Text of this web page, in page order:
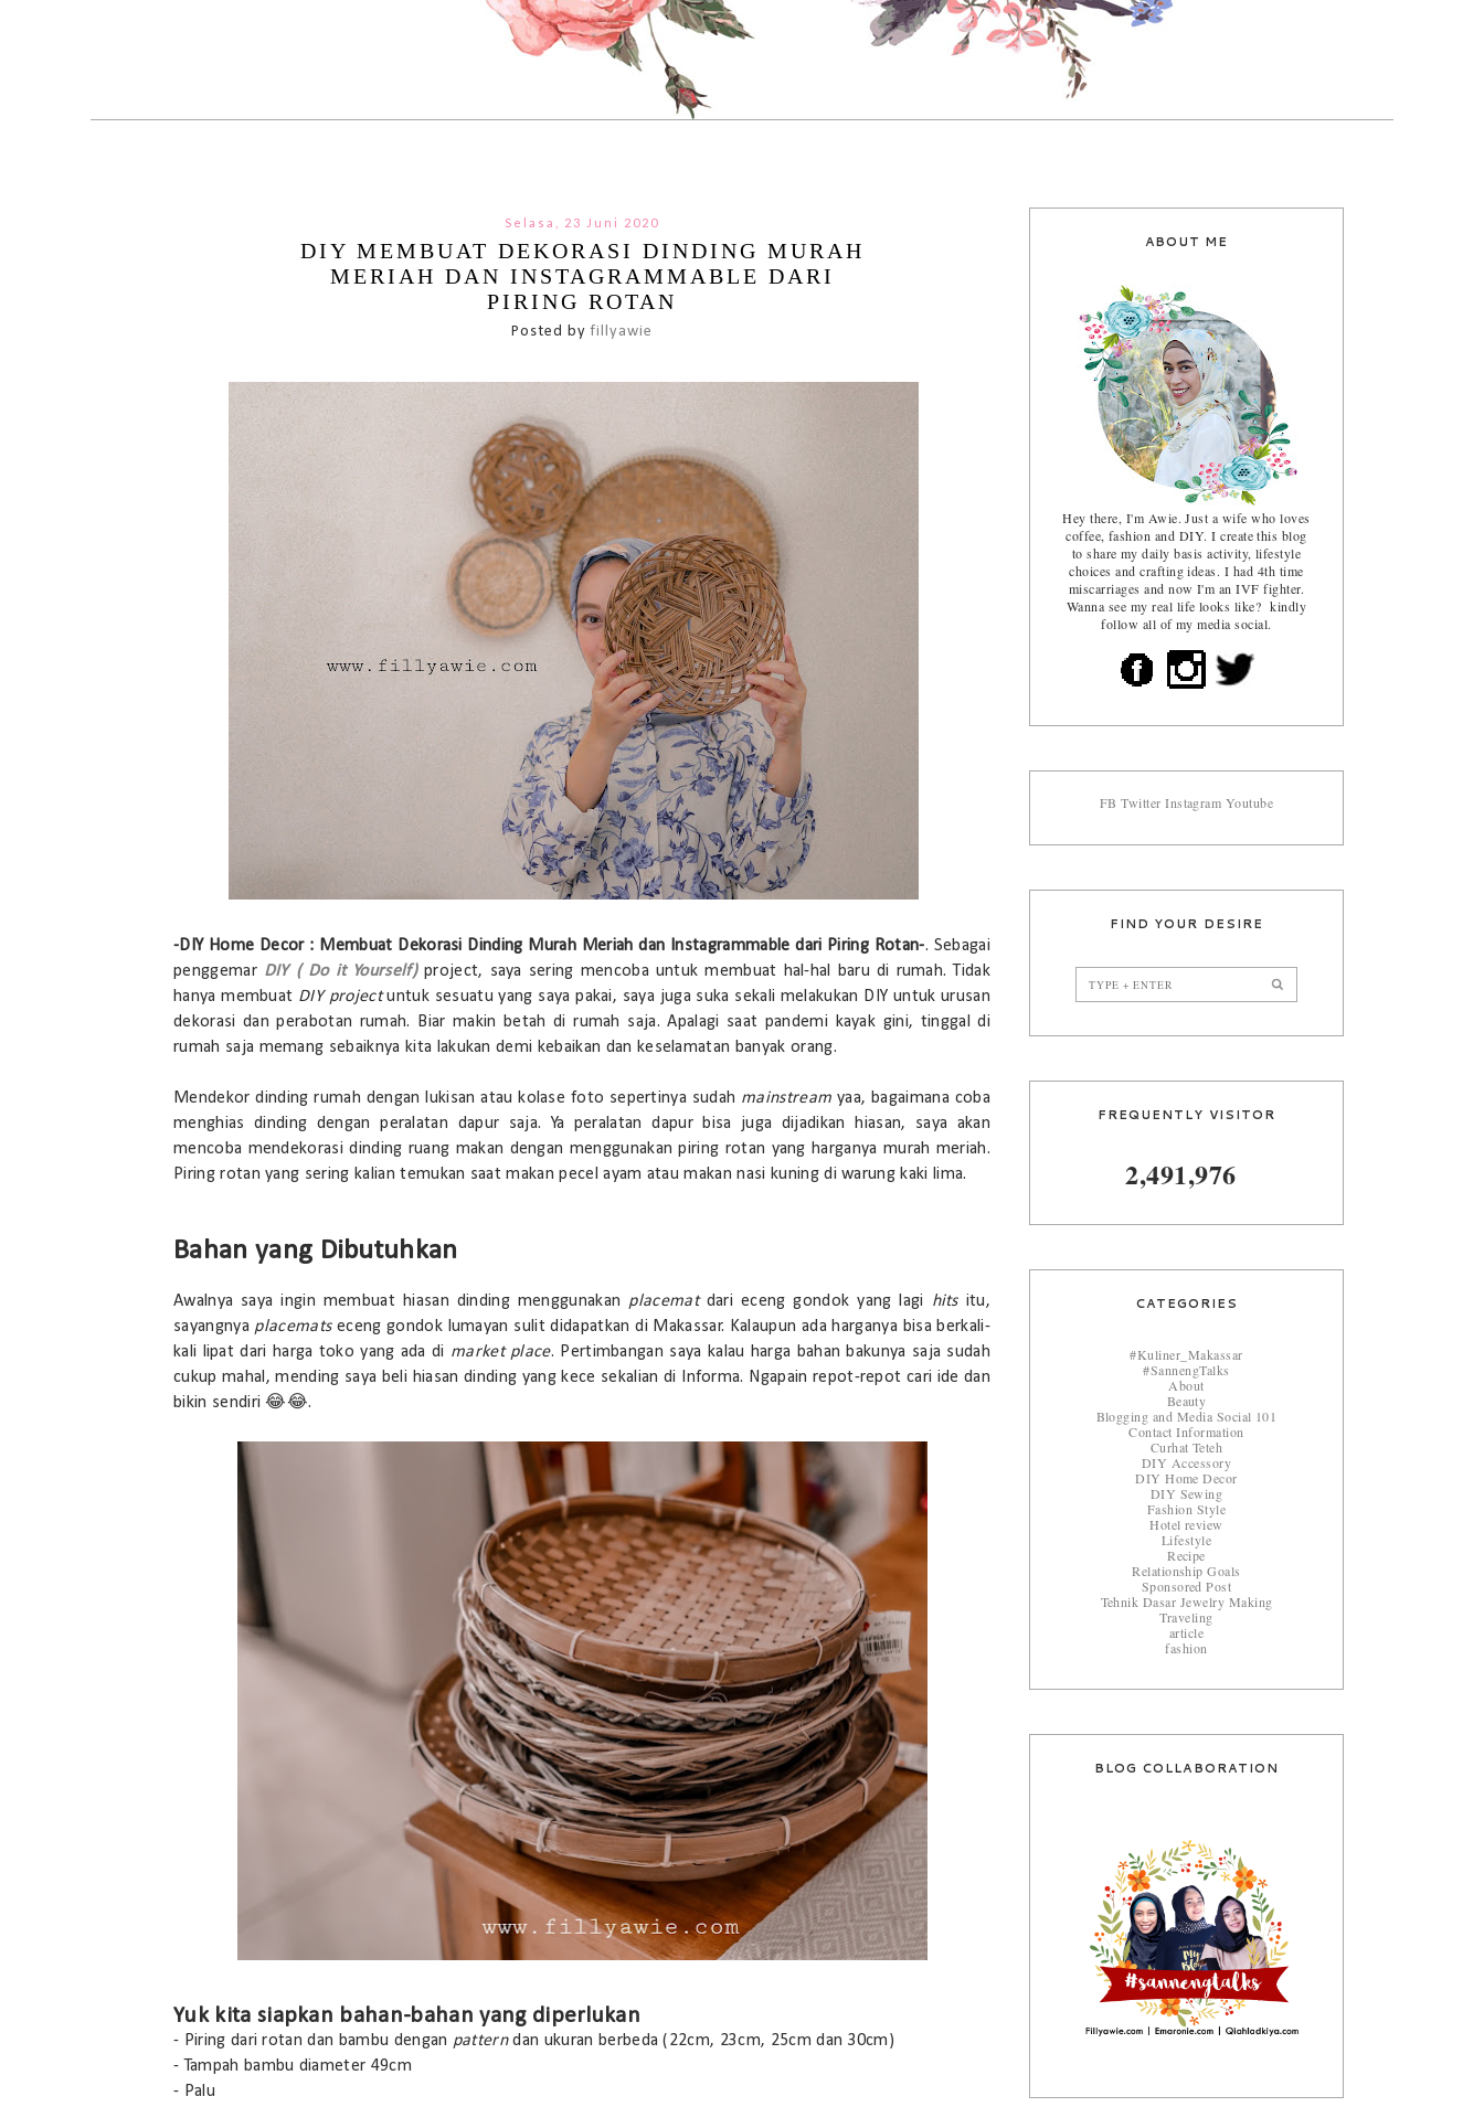
Selasa, 23 Juni 2020
DIY MEMBUAT DEKORASI DINDING MURAH
MERIAH DAN INSTAGRAMMABLE DARI
PIRING ROTAN
Posted byfillyawie
-DIY Home Decor : Membuat Dekorasi Dinding Murah Meriah dan Instagrammable dari Piring Rotan-. Sebagai
penggemar DIY ( Do it Yourself) project, saya sering mencoba untuk membuat hal-hal baru di rumah. Tidak
hanya membuat DIY projectuntuk sesuatu yang saya pakai, saya juga suka sekali melakukan DIY untuk urusan
dekorasi dan perabotan rumah. Biar makin betah di rumah saja. Apalagi saat pandemi kayak gini, tinggal di
rumah saja memang sebaiknya kita lakukan demi kebaikan dan keselamatan banyak orang.
Mendekor dinding rumah dengan lukisan atau kolase foto sepertinya sudah mainstreamyaa, bagaimana coba
menghias dinding dengan peralatan dapur saja. Ya peralatan dapur bisa juga dijadikan hiasan, saya akan
mencoba mendekorasi dinding ruang makan dengan menggunakan piring rotan yang harganya murah meriah.
Piring rotan yang sering kalian temukan saat makan pecel ayam atau makan nasi kuning di warung kaki lima.
Bahan yang Dibutuhkan
Awalnya saya ingin membuat hiasan dinding menggunakan placemat dari eceng gondok yang lagi hits itu,
sayangnya placematseceng gondok lumayan sulit didapatkan di Makassar. Kalaupun ada harganya bisa berkali-
kali lipat dari harga toko yang ada di market place. Pertimbangan saya kalau harga bahan bakunya saja sudah
cukup mahal, mending saya beli hiasan dinding yang kece sekalian di Informa. Ngapain repot-repot cari ide dan
bikin sendiri 😂😂.
Yuk kita siapkan bahan-bahan yang diperlukan
- Piring dari rotan dan bambu dengan patterndan ukuran berbeda (22cm, 23cm, 25cm dan 30cm)
- Tampah bambu diameter 49cm
- Palu
ABOUT ME
Hey there, I'm Awie. Just a wife who loves
coffee, fashion and DIY. I create this blog
to share my daily basis activity, lifestyle
choices and crafting ideas. I had 4th time
miscarriages and now I'm an IVF fighter.
Wanna see my real life looks like? kindly
follow all of my media social.
FB Twitter Instagram Youtube
FIND YOUR DESIRE
FREQUENTLY VISITOR
2,491,976
CATEGORIES
#Kuliner_Makassar
#SannengTalks
About
Beauty
Blogging and Media Social 101
Contact Information
Curhat Teteh
DIY Accessory
DIY Home Decor
DIY Sewing
Fashion Style
Hotel review
Lifestyle
Recipe
Relationship Goals
Sponsored Post
Tehnik Dasar Jewelry Making
Traveling
article
fashion
BLOG COLLABORATION